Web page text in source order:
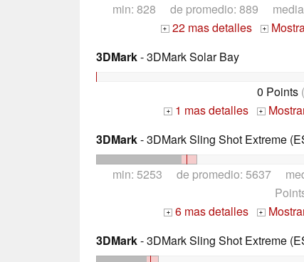
min: 828 de promedio: 889
+ 22 mas detalles +
3DMark- 3DMark Solar Bay
0 Points
+ 1 mas detalles +
3DMark- 3DMark Sling Shot Extreme
min: 5253 de promedio: 5637
+ 6 mas detalles +
3DMark- 3DMark Sling Shot Extreme